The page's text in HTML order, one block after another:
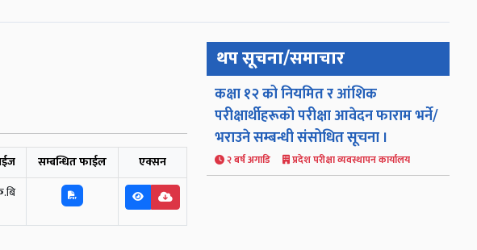
सम्बन्धित फाईल
एक्सन
थप सूचना/समाचार
कक्षा १२ को नियमित र आंशिक
परीक्षार्थीहरूको परीक्षा आवेदन फाराम भर्ने/
भराउने सम्बन्धी संसोधित सूचना ।
२ बर्ष अगाडि प्रदेश परीक्षा व्यवस्थापन कार्यालय